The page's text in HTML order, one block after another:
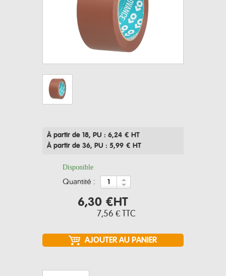
À partir de 18, PU : 6,24 € HT
À partir de 36, PU : 5,99 € HT
Disponible
quantité :
6,30 €HT
7,56 € TTC